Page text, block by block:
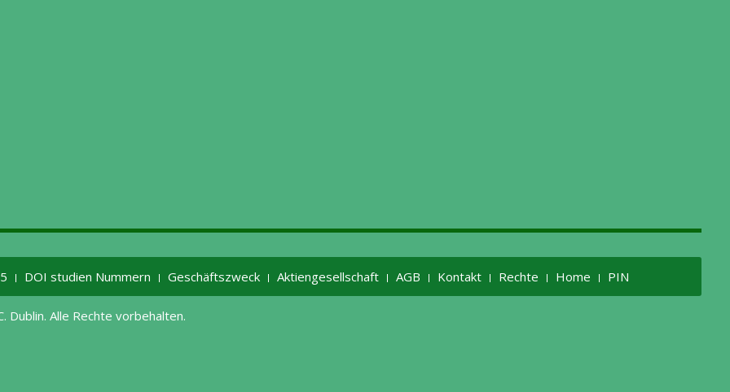
DOI studien Nummern Geschäftszweck Aktiengesellschaft AGB Kontakt Rechte Home PIN
Dublin. Alle Rechte vorbehalten.